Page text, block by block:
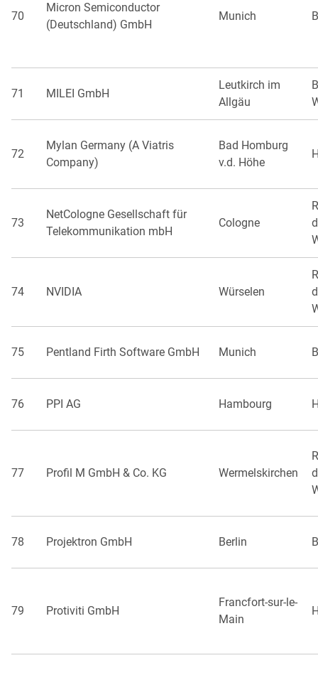
70
Micron Semiconductor
(Deutschland) GmbH
Munich
71 MILEI GmbH
Leutkirch im
Allgäu
72
Mylan Germany (A Viatris
Company)
Bad Homburg
v.d. Höhe
73
NetCologne Gesellschaft für
Telekommunikation mbH
Cologne
74 NVIDIA Würselen
75 Pentland Firth Software GmbH Munich
76 PPI AG Hambourg
77 Profil M GmbH & Co. KG Wermelskirchen
78 Projektron GmbH Berlin
79 Protiviti GmbH
Francfort-sur-le-
Main